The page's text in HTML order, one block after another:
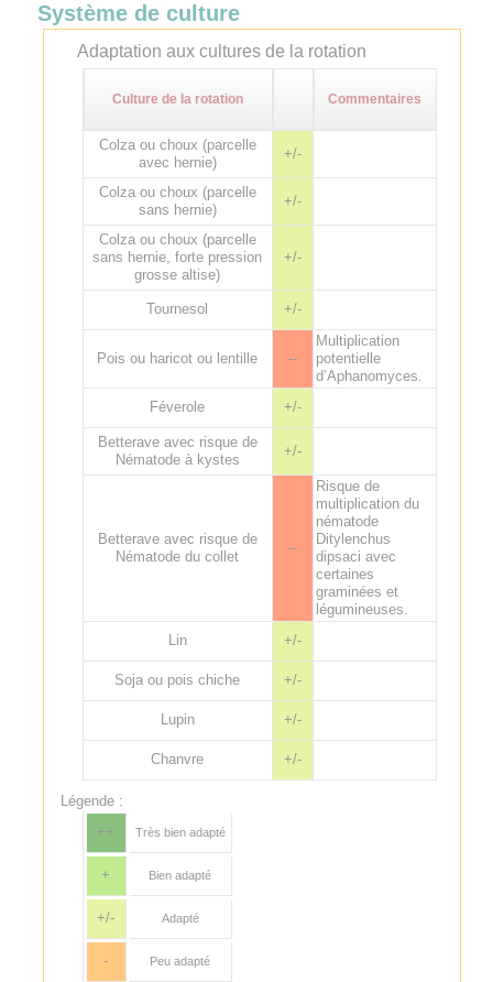
Système de culture
Adaptation aux cultures de la rotation
Culture de la rotation Commentaires
Colza ou choux (parcelle
avec hernie)
+/-
Colza ou choux (parcelle
sans hernie)
+/-
Colza ou choux (parcelle
sans hernie, forte pression
grosse altise)
+/-
Tournesol +/-
Pois ou haricot ou lentille --
Multiplication
potentielle
d’Aphanomyces.
Féverole
+/-
Betterave avec risque de
Nématode à kystes
+/-
Betterave avec risque de
Nématode du collet
--
Risque de
multiplication du
nématode
Ditylenchus
dipsaci avec
certaines
graminées et
légumineuses.
Lin
+/-
Soja ou pois chiche +/-
Lupin +/-
Chanvre +/-
Légende :
++
Très bien adapté
+ Bien adapté
+/- Adapté
- Peu adapté